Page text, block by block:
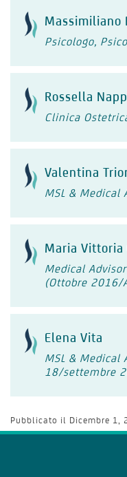
Massimiliano
Psicologo,
Rossella
Clinica
Valentina
MSL & Medical
Maria Vittoria
Medical
(Ottobre 2016/
Elena Vita
MSL & Medical
18/settembre
Pubblicato il Dicembre 1,